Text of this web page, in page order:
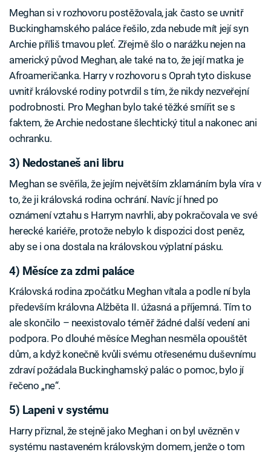
Meghan si v rozhovoru postěžovala, jak často se uvnitř
Buckinghamského paláce řešilo, zda nebude mít její syn
Archie příliš tmavou pleť. Zřejmě šlo o narážku nejen na
americký původ Meghan, ale také na to, že její matka je
Afroameričanka. Harry v rozhovoru s Oprah tyto diskuse
uvnitř královské rodiny potvrdil s tím, že nikdy nezveřejní
podrobnosti. Pro Meghan bylo také těžké smířit se s
faktem, že Archie nedostane šlechtický titul a nakonec ani
ochranku.
3) Nedostaneš ani libru
Meghan se svěřila, že jejím největším zklamáním byla víra v
to, že ji královská rodina ochrání. Navíc jí hned po
oznámení vztahu s Harrym navrhli, aby pokračovala ve své
herecké kariéře, protože nebylo k dispozici dost peněz,
aby se i ona dostala na královskou výplatní pásku.
4) Měsíce za zdmi paláce
Královská rodina zpočátku Meghan vítala a podle ní byla
především královna Alžběta II. úžasná a příjemná. Tím to
ale skončilo – neexistovalo téměř žádné další vedení ani
podpora. Po dlouhé měsíce Meghan nesměla opouštět
dům, a když konečně kvůli svému otřesenému duševnímu
zdraví požádala Buckinghamský palác o pomoc, bylo jí
řečeno „ne“.
5) Lapeni v systému
Harry přiznal, že stejně jako Meghan i on byl uvězněn v
systému nastaveném královským domem, jenže o tom